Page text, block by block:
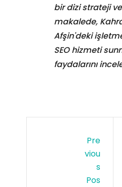
bir dizi strateji
makalede,
Afşin'deki
SEO hizmeti
faydalarını
Pre
Viou
S
Pos